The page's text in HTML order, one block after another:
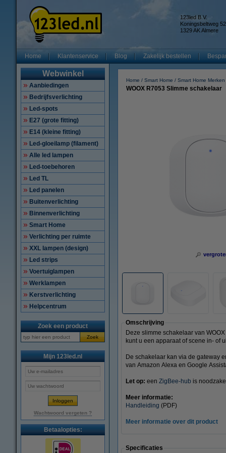
123led B.V.
Koningsbeltweg 52
1329 AK Almere
Home Klantenservice Blog Zakelijk bestellen
Webwinkel
Aanbiedingen
Bedrijfsverlichting
Led-spots
E27 (grote fitting)
E14 (kleine fitting)
Led-gloeilamp (filament)
Alle led lampen
Led-toebehoren
Led TL
Led panelen
Buitenverlichting
Binnenverlichting
Smart Home
Verlichting per ruimte
XXL lampen (design)
Led strips
Voertuiglampen
Werklampen
Kerstverlichting
Helpcentrum
Zoek een product
Zoek
Mijn 123led.nl
Wachtwoord vergeten ?
Betaalopties:
Home Smart Home Smart Home Merken
WOOX R7053 Slimme schakelaar
Omschrijving
Deze slimme schakelaar van
kunt u een apparaat of scene in- of
De schakelaar kan via de gateway
van Amazon Alexa en Google
Let op: een ZigBee-hub is
Meer informatie:
Handleiding (PDF)
Meer informatie over dit product
Specificaties